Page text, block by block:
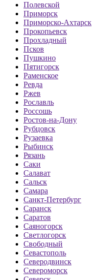
Полевской
Приморск
Приморско-Ахтарск
Прокопьевск
Прохладный
Псков
Пушкино
Пятигорск
Раменское
Ревда
Ржев
Рославль
Россошь
Ростов-на-Дону
Рубцовск
Рузаевка
Рыбинск
Рязань
Саки
Салават
Сальск
Самара
Санкт-Петербург
Саранск
Саратов
Саяногорск
Светлогорск
Свободный
Севастополь
Северодвинск
Североморск